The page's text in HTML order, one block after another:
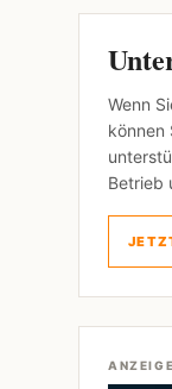
Wenn
können
Betrieb
ANZEIGE